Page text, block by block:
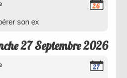
son ex
26
27 Septembre 2026
27